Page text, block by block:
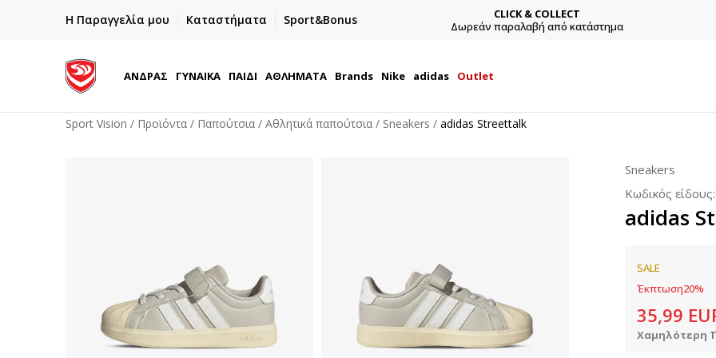
Η Παραγγελία μου Καταστήματα Sport&Bonus
ΓΡΗΓΟΡΟΤΕΡΗ ΠΑΡΑΔΟΣΗ ΜΕ BOX NOW
Παραλαβή 24/7
CLICK & COLLECT
Δωρεάν παραλαβή από κατάστημα
ΑΝΔΡΑΣ ΓΥΝΑΙΚΑ ΠΑΙΔΙ ΑΘΛΗΜΑΤΑ Brands Nike adidas Outlet
Sport Vision Προϊόντα Παπούτσια Αθλητικά παπούτσια Sneakers adidas Streettalk
Sneakers
Κωδικός
adidas
SALE
Έκπτωση20%
35,99
Χαμηλότερη